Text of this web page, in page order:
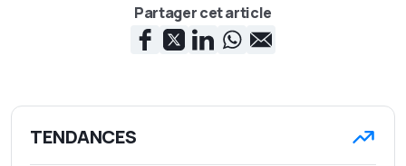
Partager cet article
TENDANCES